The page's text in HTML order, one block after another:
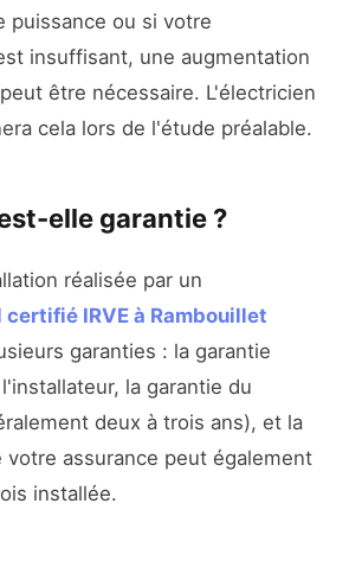
puissance ou si votre
insuffisant, une augmentation
être nécessaire. L'électricien
cela lors de l'étude préalable.
elle garantie ?
réalisée par un
IRVE à Rambouillet
garanties : la garantie
la garantie du
deux à trois ans), et la
votre assurance peut également
installée.